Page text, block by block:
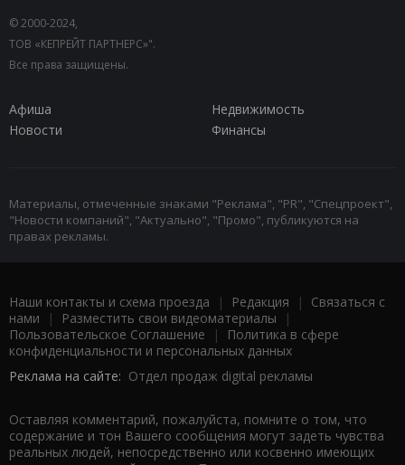
© 2000-2024,
ТОВ «КЕПРЕЙТ ПАРТНЕРС»".
Все права защищены.
Афиша
Недвижимость
Новости
Финансы
Материалы, отмеченные знаками "Реклама", "PR", "Спецпроект",
"Новости компаний", "Актуально", "Промо", публикуются на
правах рекламы.
Наши контакты и схема проезда | Редакция | Связаться с
нами | Разместить свои видеоматериалы |
Пользовательское Соглашение |
Политика в сфере
конфиденциальности и персональных данных
Реклама на сайте: Отдел продаж digital рекламы
Оставляя комментарий, пожалуйста, помните о том, что
содержание и тон Вашего сообщения могут задеть чувства
реальных людей, непосредственно или косвенно имеющих